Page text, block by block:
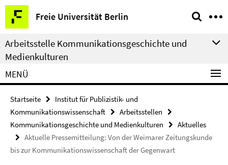
Springe
direkt
zu
Inhalt
Freie Universität Berlin
Service-
Navigation
Arbeitsstelle Kommunikationsgeschichte und
Medienkulturen
MENÜ
Startseite
Institut für Publizistik- und
Kommunikationswissenschaft
Arbeitsstellen
Kommunikationsgeschichte und Medienkulturen
Aktuelles
Aktuelle Pressemitteilung: Von der Weimarer Zeitungskunde
bis zur Kommunikationswissenschaft der Gegenwart